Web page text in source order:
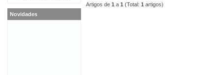
Artigos de 1 a 1 (Total: 1 artigos)
Novidades